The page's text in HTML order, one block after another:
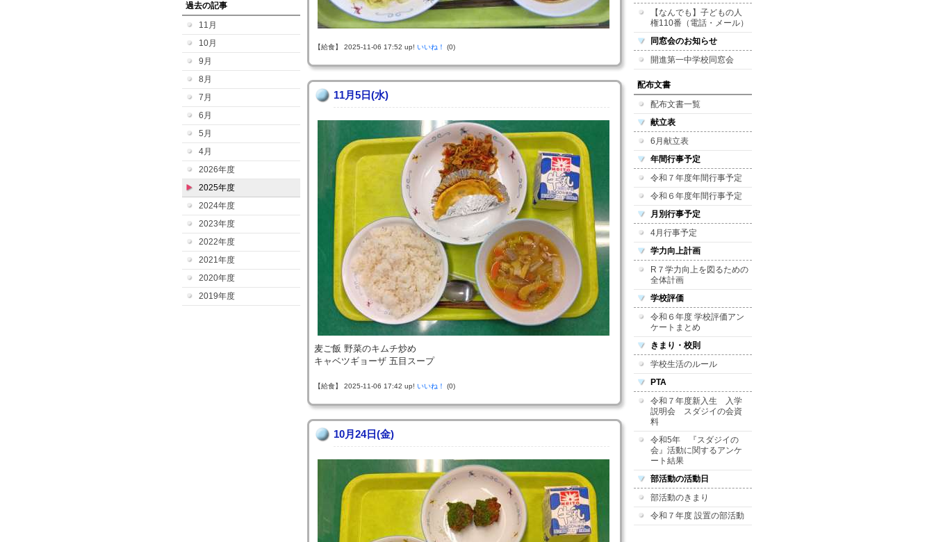
過去の記事
11月
10月
9月
8月
7月
6月
5月
4月
2026年度
2025年度
2024年度
2023年度
2022年度
2021年度
2020年度
2019年度
【給食】 2025-11-06 17:52 up! いいね！ (0)
11月5日(水)
麦ご飯 野菜のキムチ炒め
キャベツギョーザ 五目スープ
【給食】 2025-11-06 17:42 up! いいね！ (0)
10月24日(金)
【なんでも】子どもの人
権110番（電話・メール）
同窓会のお知らせ
開進第一中学校同窓会
配布文書
配布文書一覧
献立表
6月献立表
年間行事予定
令和７年度年間行事予定
令和６年度年間行事予定
月別行事予定
4月行事予定
学力向上計画
R７学力向上を図るための
全体計画
学校評価
令和６年度 学校評価アン
ケートまとめ
きまり・校則
学校生活のルール
PTA
令和７年度新入生 入学
説明会 スダジイの会資
料
令和5年 『スダジイの
会』活動に関するアンケ
ート結果
部活動の活動日
部活動のきまり
令和７年度 設置の部活動